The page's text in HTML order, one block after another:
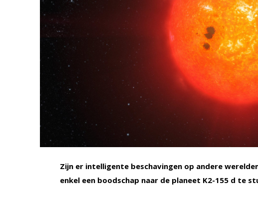
Zijn er intelligente beschavingen op andere
enkel een boodschap naar de planeet K2-155 d te